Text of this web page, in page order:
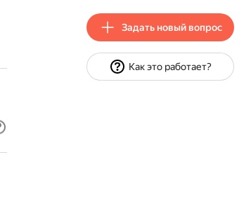
Задать новый вопрос
Как это работает?